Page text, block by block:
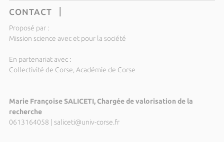
CONTACT
Proposé par :
Mission science avec et pour la société
En partenariat avec :
Collectivité de Corse, Académie de Corse
Marie Françoise SALICETI, Chargée de valorisation de la
recherche
0613164058
saliceti@univ-corse.fr